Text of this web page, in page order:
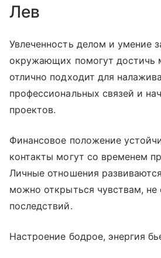
Лев
Увлеченность делом и умение
окружающих помогут достичь
отлично подходит для
профессиональных связей и
проектов.
Финансовое положение
контакты могут со временем
Личные отношения
можно открыться чувствам, не
последствий.
Настроение бодрое, энергия